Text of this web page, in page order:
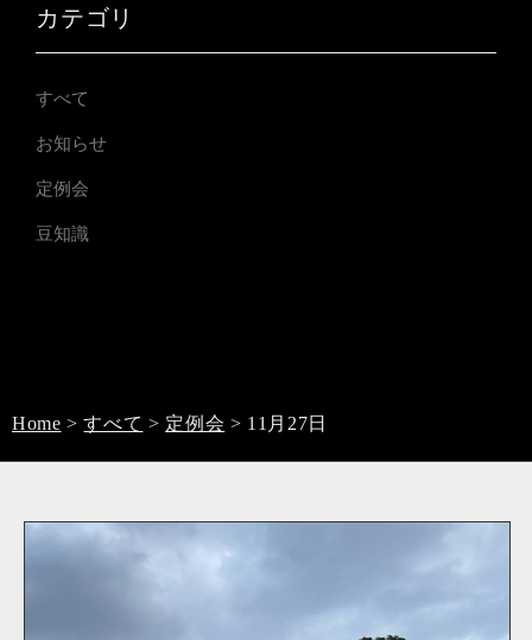
カテゴリ
すべて
お知らせ
定例会
豆知識
Home >すべて > 定例会 > 11月27日